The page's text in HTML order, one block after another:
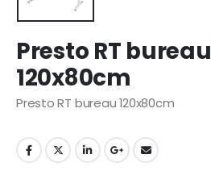
Presto RT bureau
120x80cm
Presto RT bureau 120x80cm